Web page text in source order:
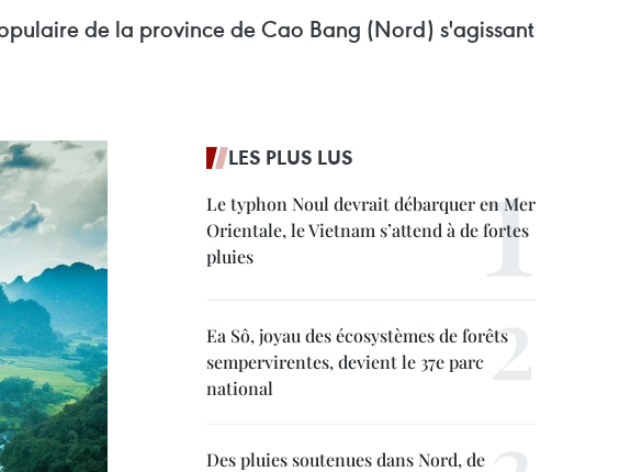
de la province de Cao Bang (Nord) s'agissant
LES PLUS LUS
Le typhon Noul devrait débarquer en Mer
Orientale, le Vietnam s’attend à de fortes
pluies
Ea Sô, joyau des écosystèmes de forêts
sempervirentes, devient le 37e parc
national
Des pluies soutenues dans Nord, de